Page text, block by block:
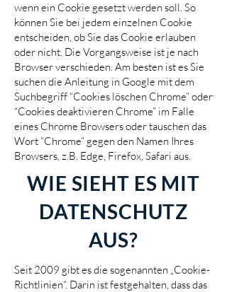
wenn ein Cookie gesetzt werden soll. So
können Sie bei jedem einzelnen Cookie
entscheiden, ob Sie das Cookie erlauben
oder nicht. Die Vorgangsweise ist je nach
Browser verschieden. Am besten ist es Sie
suchen die Anleitung in Google mit dem
Suchbegriff “Cookies löschen Chrome” oder
“Cookies deaktivieren Chrome” im Falle
eines Chrome Browsers oder tauschen das
Wort “Chrome” gegen den Namen Ihres
Browsers, z.B. Edge, Firefox, Safari aus.
WIE SIEHT ES MIT
DATENSCHUTZ
AUS?
Seit 2009 gibt es die sogenannten „Cookie-
Richtlinien“. Darin ist festgehalten, dass das